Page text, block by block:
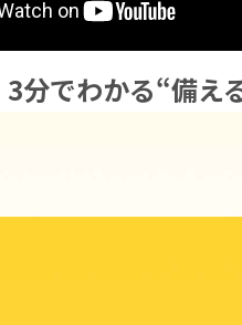
3分でわかる“備え